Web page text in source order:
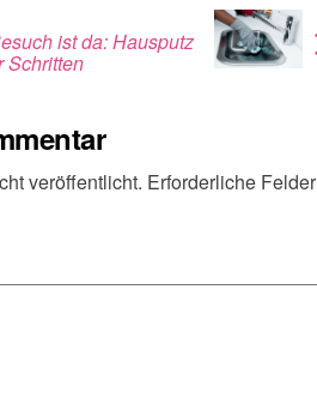
ist da: Hausputz
Schritten
veröffentlicht. Erforderliche Felder